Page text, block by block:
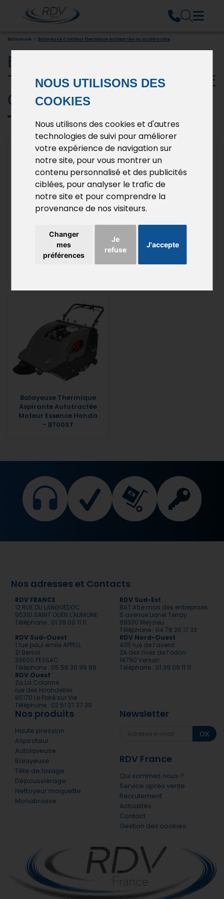
NOUS UTILISONS DES
COOKIES
Nous utilisons des cookies et d'autres
technologies de suivi pour améliorer
votre expérience de navigation sur
notre site, pour vous montrer un
contenu personnalisé et des publicités
ciblées, pour analyser le trafic de
notre site et pour comprendre la
provenance de nos visiteurs.
J'accepte
Je
refuse
Changer
mes
préférences
Balayeuse > Balayeuse à moteur thermique autoportée ou autotractée
BALAYEUSE À MOTEUR
THERMIQUE AUTOPORTÉE
OU AUTOTRACTÉE
Balayeuse Thermique
Aspirante Autotractée
Moteur Honda Essence
XTREMA | BALAYEUSE
Balayeuse Thermique
Aspirante Autotractée
Moteur Essence Honda
- B700ST
Nos adresses et Contacts
RDV FRANCE
12 RUE DU LANGUEDOC
95310 SAINT OUEN L'AUMONE
Téléphone : 01 39 09 11 11
RDV Sud-Est
BAT A1Le mas des entreprises
5 avenue Lionel Terray
69330 Meyzieu
Téléphone : 04 78 26 17 33
RDV Sud-Ouest
1 rue paul emile APPELL
ZI Bersol
33600 PESSAC
Téléphone : 05 56 30 99 89
RDV Nord-Ouest
435 rue de l’avenir
ZA des rives de l’odon
14790 Verson
Téléphone : 01 39 09 11 11
RDV Ouest
Za La Colonne
rue des Hirondelles
85170 Le Poiré sur Vie
Téléphone : 02 51 37 37 39
Nos produits
Haute pression
Aspirateur
Autolaveuse
Balayeuse
Tête de lavage
Dépoussiérage
Nettoyeur moquette
Monobrosse
Newsletter
OK
RDV France
Qui sommes nous ?
Service apres vente
Recrutement
Actualités
Contact
Gestion des cookies